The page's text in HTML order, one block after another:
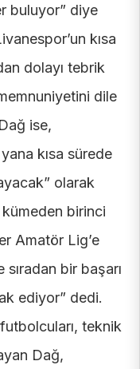
buluyor” diye
kısa
dolayı tebrik
dile
ise,
kısa sürede
olarak
birinci
Amatör Lig’e
bir başarı
ediyor” dedi.
teknik
Dağ,